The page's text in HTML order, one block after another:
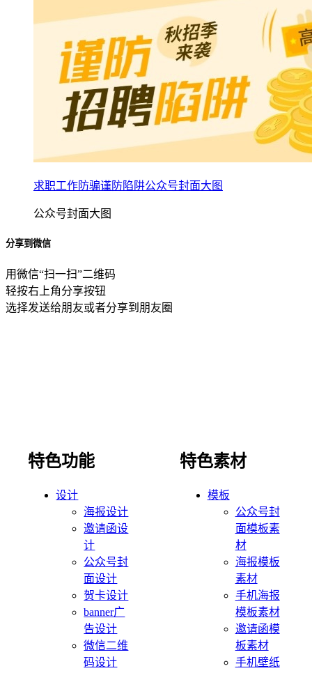
求职工作防骗谨防陷阱公众号封面大图
公众号封面大图
分享到微信
用微信“扫一扫”二维码
轻按右上角分享按钮
选择发送给朋友或者分享到朋友圈
特色功能
设计
海报设计
邀请函设
计
公众号封
面设计
贺卡设计
banner广
告设计
微信二维
码设计
特色素材
模板
公众号封
面模板素
材
海报模板
素材
手机海报
模板素材
邀请函模
板素材
手机壁纸